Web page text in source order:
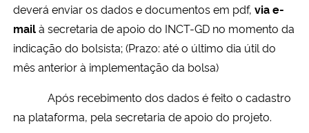
Ministério de Minas e Energia
Ministério da Ciência, Tecnologia, Inovações e Comunicações
Ministério do Turismo
deverá enviar os dados e documentos em pdf, via e-
mailà secretaria de apoio do INCT-GD no momento da
indicação do bolsista; (Prazo: até o último dia útil do
mês anterior à implementação da bolsa)
Após recebimento dos dados é feito o cadastro
na plataforma, pela secretaria de apoio do projeto.